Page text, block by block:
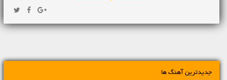
جدیدترین آهنگ ها